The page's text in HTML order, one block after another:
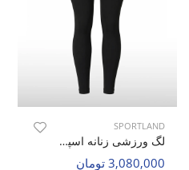
SPORTLAND
لگ ورزشی زنانه اسپورتلند Fit Leggings W
3,080,000 تومان